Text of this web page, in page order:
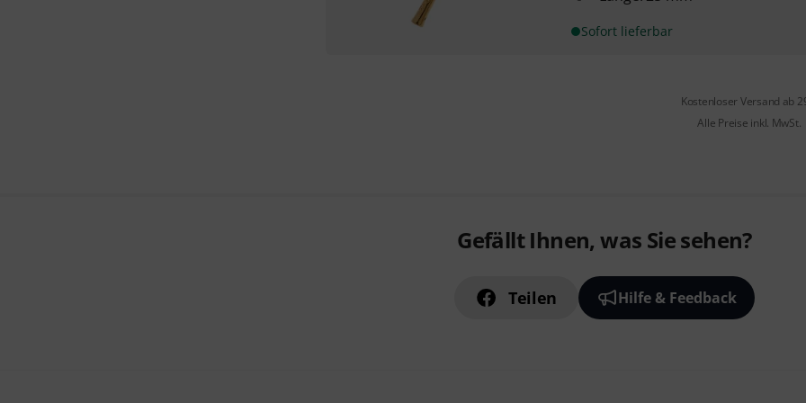
Sofort lieferbar
Kostenloser Versand ab
Alle Preise inkl. MwSt.
Gefällt Ihnen, was Sie sehen?
Teilen Hilfe & Feedback